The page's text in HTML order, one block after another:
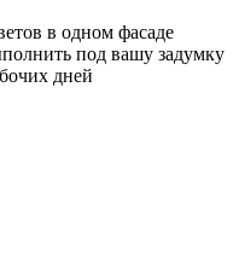
в одном фасаде
под вашу задумку
дней